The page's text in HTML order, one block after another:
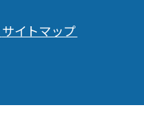
サイトマップ